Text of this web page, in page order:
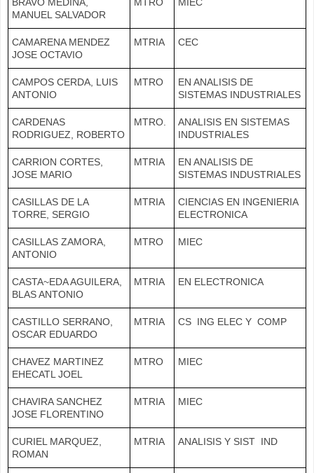
MANUEL SALVADOR
CAMARENA MENDEZ
JOSE OCTAVIO
MTRIA CEC
CAMPOS CERDA, LUIS
ANTONIO
MTRO
EN ANALISIS DE
SISTEMAS INDUSTRIALES
CARDENAS
RODRIGUEZ, ROBERTO
MTRO.
ANALISIS EN SISTEMAS
INDUSTRIALES
CARRION CORTES,
JOSE MARIO
MTRIA
EN ANALISIS DE
SISTEMAS INDUSTRIALES
CASILLAS DE LA
TORRE, SERGIO
MTRIA
CIENCIAS EN INGENIERIA
ELECTRONICA
CASILLAS ZAMORA,
ANTONIO
MTRO MIEC
CASTA~EDA AGUILERA,
BLAS ANTONIO
MTRIA EN ELECTRONICA
CASTILLO SERRANO,
OSCAR EDUARDO
MTRIA CS ING ELEC Y COMP
CHAVEZ MARTINEZ
EHECATL JOEL
MTRO MIEC
CHAVIRA SANCHEZ
JOSE FLORENTINO
MTRIA MIEC
CURIEL MARQUEZ,
ROMAN
MTRIA ANALISIS Y SIST IND